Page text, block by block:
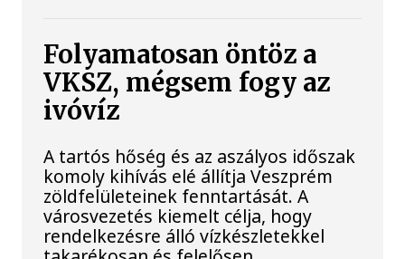
Folyamatosan öntöz a
VKSZ, mégsem fogy az
ivóvíz
A tartós hőség és az aszályos időszak
komoly kihívás elé állítja Veszprém
zöldfelületeinek fenntartását. A
városvezetés kiemelt célja, hogy
rendelkezésre álló vízkészletekkel